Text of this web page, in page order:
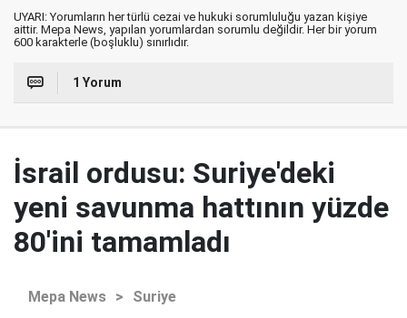
UYARI: Yorumların her türlü cezai ve hukuki sorumluluğu yazan kişiye
aittir. Mepa News, yapılan yorumlardan sorumlu değildir. Her bir yorum
600 karakterle (boşluklu) sınırlıdır.
1 Yorum
İsrail ordusu: Suriye'deki
yeni savunma hattının yüzde
80'ini tamamladı
Mepa News > Suriye